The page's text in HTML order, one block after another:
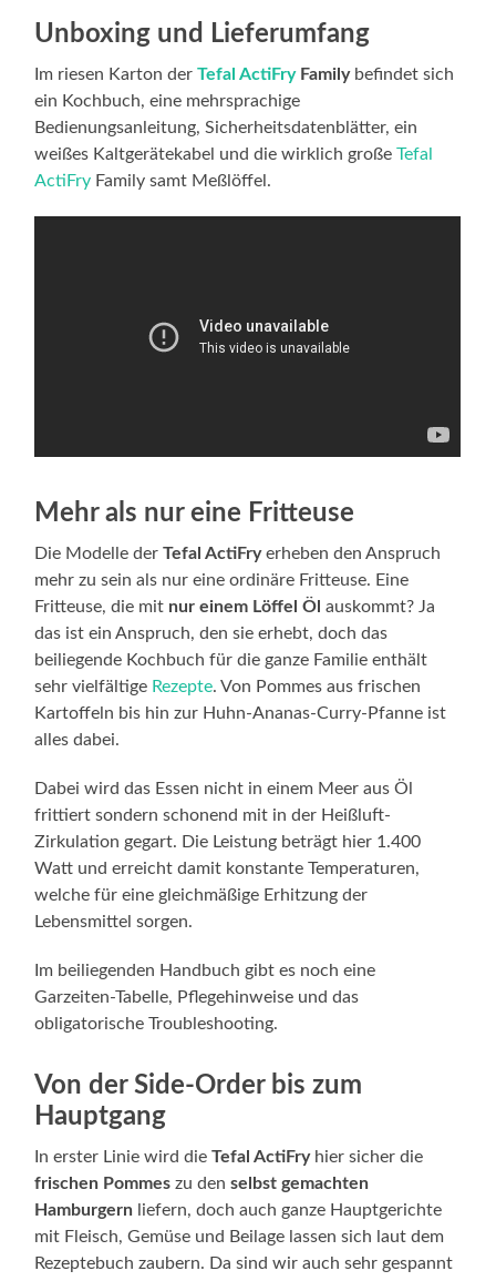
Unboxing und Lieferumfang
Im riesen Karton derTefal ActiFryFamilybefindet sich
ein Kochbuch, eine mehrsprachige
Bedienungsanleitung, Sicherheitsdatenblätter, ein
weißes Kaltgerätekabel und die wirklich großeTefal
ActiFry Family samt Meßlöffel.
Mehr als nur eine Fritteuse
Die Modelle derTefal ActiFryerheben den Anspruch
mehr zu sein als nur eine ordinäre Fritteuse. Eine
Fritteuse, die mit nur einem Löffel Öl auskommt? Ja
das ist ein Anspruch, den sie erhebt, doch das
beiliegende Kochbuch für die ganze Familie enthält
sehr vielfältige Rezepte. Von Pommes aus frischen
Kartoffeln bis hin zur Huhn-Ananas-Curry-Pfanne ist
alles dabei.
Dabei wird das Essen nicht in einem Meer aus Öl
frittiert sondern schonend mit in der Heißluft-
Zirkulation gegart. Die Leistung beträgt hier 1.400
Watt und erreicht damit konstante Temperaturen,
welche für eine gleichmäßige Erhitzung der
Lebensmittel sorgen.
Im beiliegenden Handbuch gibt es noch eine
Garzeiten-Tabelle, Pflegehinweise und das
obligatorische Troubleshooting.
Von der Side-Order bis zum
Hauptgang
In erster Linie wird dieTefal ActiFryhier sicher die
frischen Pommes zu denselbst gemachten
Hamburgern liefern, doch auch ganze Hauptgerichte
mit Fleisch, Gemüse und Beilage lassen sich laut dem
Rezeptebuch zaubern. Da sind wir auch sehr gespannt